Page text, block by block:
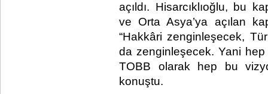
açıldı. Hisarcıklıoğlu, bu
ve Orta Asya’ya açılan
“Hakkâri zenginleşecek,
da zenginleşecek. Yani
TOBB olarak hep bu
konuştu.​